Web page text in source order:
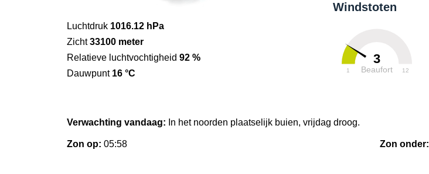
Windstoten
3
Beaufort
1 12
Luchtdruk 1016.12 hPa
Zicht33100 meter
Relatieve luchtvochtigheid 92 %
Dauwpunt 16 °C
Verwachting vandaag: In het noorden plaatselijk buien, vrijdag droog.
Zon op: 05:58 Zon onder: